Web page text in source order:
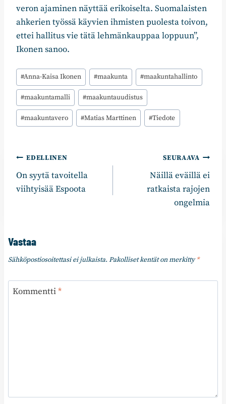
veron ajaminen näyttää erikoiselta. Suomalaisten
ahkerien työssä käyvien ihmisten puolesta toivon,
ettei hallitus vie tätä lehmänkauppaa loppuun”,
Ikonen sanoo.
Avainsanat:
#Anna-Kaisa Ikonen #maakunta #maakuntahallinto
#maakuntamalli #maakuntauudistus
#maakuntavero #Matias Marttinen #Tiedote
Artikkelien
selaus
EDELLINEN
On syytä tavoitella
viihtyisää Espoota
SEURAAVA
Näillä eväillä ei
ratkaista rajojen
ongelmia
Vastaa
Sähköpostiosoitettasi ei julkaista. Pakolliset kentät on merkitty*
Kommentti*